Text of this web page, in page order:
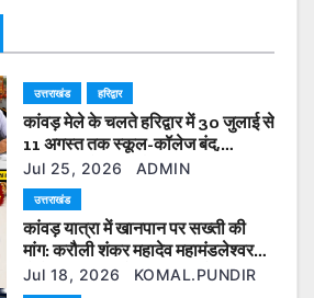
उत्तराखंड हरिद्वार
कांवड़ मेले के चलते हरिद्वार में 30 जुलाई से
11 अगस्त तक स्कूल-कॉलेज बंद,
ऑनलाइन होगी पढ़ाई
Jul 25, 2026 ADMIN
उत्तराखंड
कांवड़ यात्रा में खानपान पर सख्ती की
मांग: करौली शंकर महादेव महामंडलेश्वर
बोले— श्रद्धालुओं की आस्था से खिलवाड़
Jul 18, 2026 KOMAL.PUNDIR